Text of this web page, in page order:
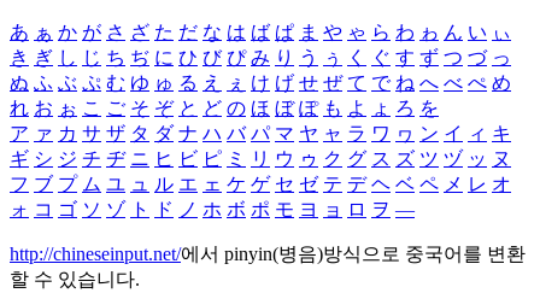
あ ぁ か が さ ざ た だ な は ば ぱ ま や ゃ ら わ ゎ ん い ぃ
き ぎ し じ ち ぢ に ひ び ぴ み り う ぅ く ぐ す ず つ づ っ
ぬ ふ ぶ ぷ む ゆ ゅ る え ぇ け げ せ ぜ て で ね へ べ ぺ め
れ お ぉ こ ご そ ぞ と ど の ほ ぼ ぽ も よ ょ ろ を
ア ァ カ サ ザ タ ダ ナ ハ バ パ マ ヤ ャ ラ ワ ヮ ン イ ィ キ
ギ シ ジ チ ヂ ニ ヒ ビ ピ ミ リ ウ ゥ ク グ ス ズ ツ ヅ ッ ヌ
フ ブ プ ム ユ ュ ル エ ェ ケ ゲ セ ゼ テ デ ヘ ベ ペ メ レ オ
ォ コ ゴ ソ ゾ ト ド ノ ホ ボ ポ モ ヨ ョ ロ ヲ ―
http://chineseinput.net/에서 pinyin(병음)방식으로 중국어를 변환
할 수 있습니다.